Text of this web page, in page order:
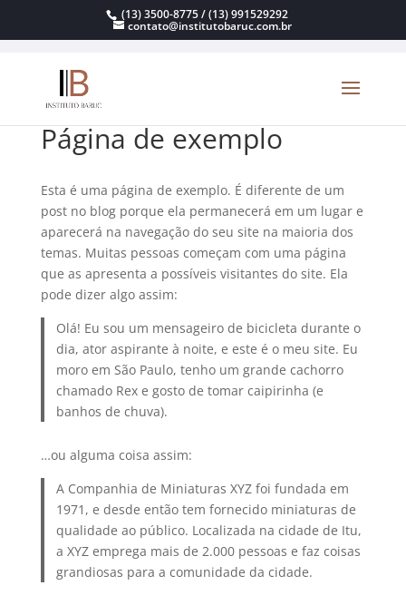
(13) 3500-8775 / (13) 991529292
contato@institutobaruc.com.br
Página de exemplo
Esta é uma página de exemplo. É diferente de um
post no blog porque ela permanecerá em um lugar e
aparecerá na navegação do seu site na maioria dos
temas. Muitas pessoas começam com uma página
que as apresenta a possíveis visitantes do site. Ela
pode dizer algo assim:
Olá! Eu sou um mensageiro de bicicleta durante o
dia, ator aspirante à noite, e este é o meu site. Eu
moro em São Paulo, tenho um grande cachorro
chamado Rex e gosto de tomar caipirinha (e
banhos de chuva).
…ou alguma coisa assim:
A Companhia de Miniaturas XYZ foi fundada em
1971, e desde então tem fornecido miniaturas de
qualidade ao público. Localizada na cidade de Itu,
a XYZ emprega mais de 2.000 pessoas e faz coisas
grandiosas para a comunidade da cidade.